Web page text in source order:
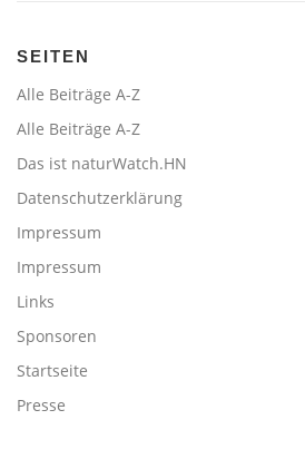
SEITEN
Alle Beiträge A-Z
Alle Beiträge A-Z
Das ist naturWatch.HN
Datenschutzerklärung
Impressum
Impressum
Links
Sponsoren
Startseite
Presse